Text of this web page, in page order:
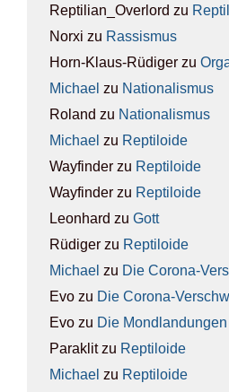
Reptilian_Overlord zu
Norxi zu Ras­sis­mus
Horn-Klaus-Rüdiger zu
Michael zu Natio­na­lis­mus
Roland zu Natio­na­lis­mus
Michael zu Rep­ti­lo­ide
Wayfinder zu Rep­ti­lo­ide
Wayfinder zu Rep­ti­lo­ide
Leonhard zu Gott
Rüdiger zu Rep­ti­lo­ide
Michael zu Die Coro­na-
Evo zu Die Coro­na-
Evo zu Die
Paraklitzu Rep­ti­lo­ide
Michael zu Rep­ti­lo­ide